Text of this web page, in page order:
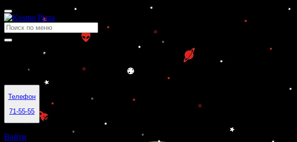
Время работы
10:00-23:59
Телефон
71-55-55
Войти